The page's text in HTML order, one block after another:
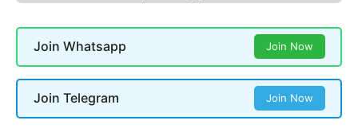
Join Whatsapp Join Now
Join Telegram Join Now